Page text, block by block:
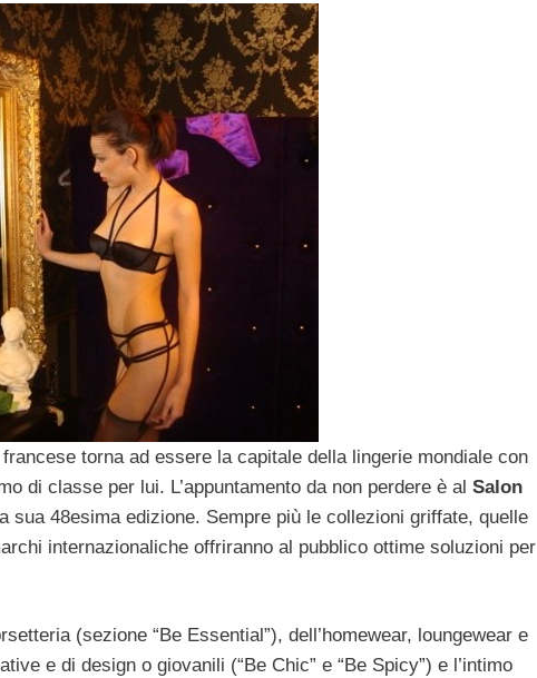
torna ad essere la capitale della lingerie mondiale con
di classe per lui. L’appuntamento da non perdere è al Salon
sua 48esima edizione. Sempre più le collezioni griffate, quelle
internazionaliche offriranno al pubblico ottime soluzioni per
(sezione “Be Essential”), dell’homewear, loungewear e
e di design o giovanili (“Be Chic” e “Be Spicy”) e l’intimo